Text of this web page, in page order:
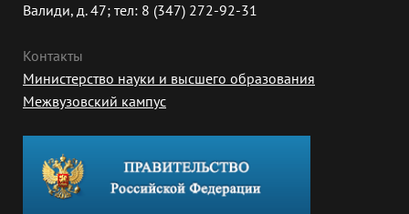
Валиди, д. 47; тел: 8 (347) 272-92-31
Контакты
Министерство науки и высшего образования
Межвузовский кампус